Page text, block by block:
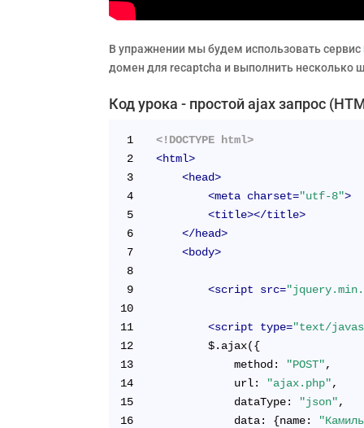
В упражнении мы будем использовать сервис
домен для recaptcha и выполнить несколько
Код урока - простой ajax запрос
1
<!DOCTYPE html>
2
<html>
3
<head>
4
<meta charset="utf-8">
5
<title></title>
6
</head>
7
<body>
8
9
<script src=
10
11
<script type="text/
12
        $.ajax({
13
            method:
"POST",
14
            url:
"ajax.php",
15
            dataType:
"json",
16
            data: {name: